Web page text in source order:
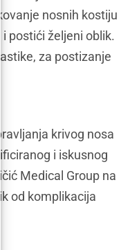
nosnih kostiju
postići željeni oblik.
za postizanje
krivog nosa
i iskusnog
Medical Group na
od komplikacija